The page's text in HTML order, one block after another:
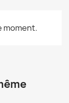
moment.